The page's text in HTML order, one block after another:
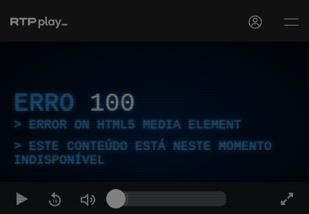
ERRO 100
ERROR ON HTML5 MEDIA ELEMENT
ESTE CONTEÚDO ESTÁ NESTE MOMENTO
INDISPONÍVEL